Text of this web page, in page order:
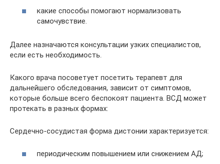
какие способы помогают нормализовать
самочувствие.
Далее назначаются консультации узких специалистов,
если есть необходимость.
Какого врача посоветует посетить терапевт для
дальнейшего обследования, зависит от симптомов,
которые больше всего беспокоят пациента. ВСД может
протекать в разных формах:
Сердечно-сосудистая форма дистонии характеризуется:
периодическим повышением или снижением АД;